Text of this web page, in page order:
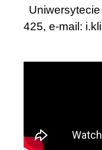
425, e-mail: